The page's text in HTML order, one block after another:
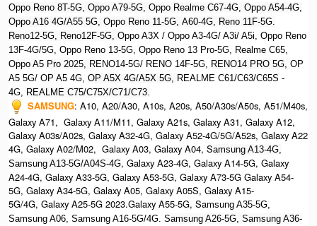
Oppo Reno 8T-5G, Oppo A79-5G, Oppo Realme C67-4G, Oppo A54-4G,
Oppo A16 4G/A55 5G, Oppo Reno 11-5G, A60-4G, Reno 11F-5G.
Reno12-5G, Reno12F-5G, Oppo A3X / Oppo A3-4G/ A3i/ A5i, Oppo Reno
13F-4G/5G, Oppo Reno 13-5G, Oppo Reno 13 Pro-5G, Realme C65,
Oppo A5 Pro 2025, RENO14-5G/ RENO 14F-5G, RENO14 PRO 5G, OP
A5 5G/ OP A5 4G, OP A5X 4G/A5X 5G,
REALME C61/C63/C65S -
4G,
REALME C75/C75X/C71/C73.
SAMSUNG: A10, A20/A30, A10s, A20s, A50/A30s/A50s, A51/M40s,
Galaxy A71, Galaxy A11/M11, Galaxy A21s, Galaxy A31, Galaxy A12,
Galaxy A03s/A02s, Galaxy A32-4G, Galaxy A52-4G/5G/A52s, Galaxy A22
4G, Galaxy A02/M02, Galaxy A03, Galaxy A04, Samsung A13-4G,
Samsung A13-5G/A04S-4G, Galaxy A23-4G, Galaxy A14-5G, Galaxy
A24-4G, Galaxy A33-5G, Galaxy A53-5G, Galaxy A73-5G Galaxy A54-
5G, Galaxy A34-5G, Galaxy A05, Galaxy A05S, Galaxy A15-
5G/4G, Galaxy A25-5G 2023.Galaxy A55-5G, Samsung A35-5G,
Samsung A06, Samsung A16-5G/4G. Samsung A26-5G, Samsung A36-